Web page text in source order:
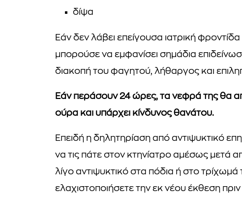
δίψα
Εάν δεν λάβει επείγουσα ιατρική
μπορούσε να εμφανίσει σημάδια
διακοπή του φαγητού, λήθαργος και
Εάν περάσουν 24 ώρες, τα νεφρά της θα
ούρα και υπάρχει κίνδυνος θανάτου.
Επειδή η δηλητηρίαση από αντιψυκτικό
να τις πάτε στον κτηνίατρο αμέσως μετά
λίγο αντιψυκτικό στα πόδια ή στο
ελαχιστοποιήσετε την εκ νέου έκθεση